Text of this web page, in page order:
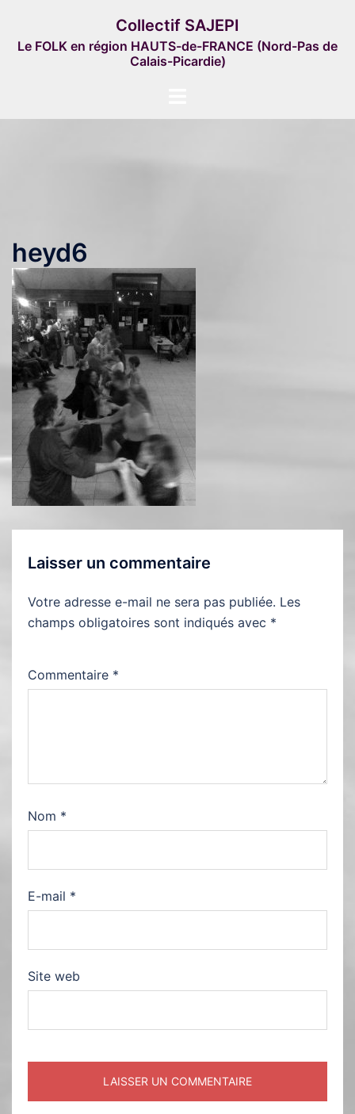
contenu
Collectif SAJEPI
Le FOLK en région HAUTS-de-FRANCE (Nord-Pas de
Calais-Picardie)
heyd6
Laisser un commentaire
Votre adresse e-mail ne sera pas publiée. Les
champs obligatoires sont indiqués avec *
Commentaire *
Nom *
E-mail *
Site web